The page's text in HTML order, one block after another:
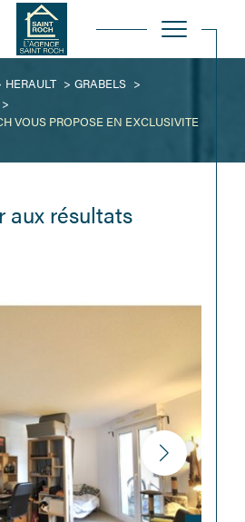
HERAULT
GRABELS
VOUS PROPOSE EN EXCLUSIVITE
aux résultats